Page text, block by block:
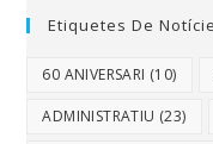
Etiquetes De
60 ANIVERSARI (10)
ADMINISTRATIU (23)